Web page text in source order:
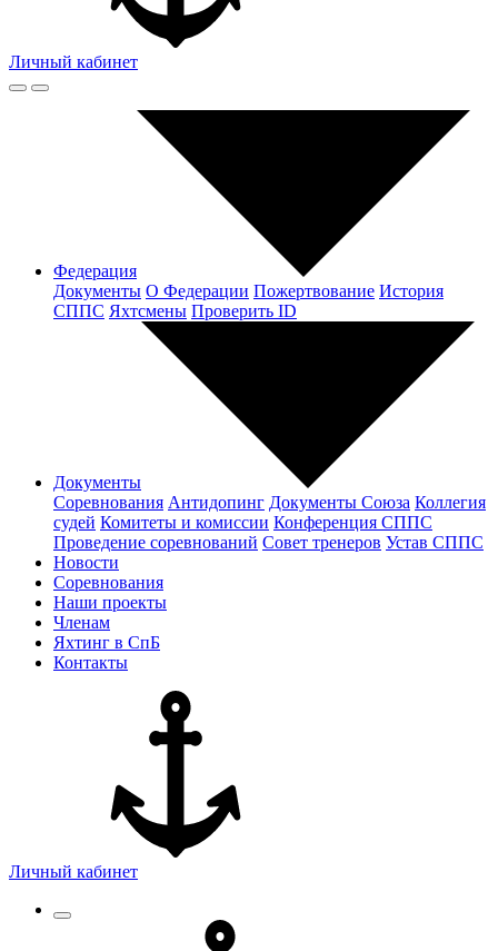
Личный кабинет
Федерация
Документы О Федерации Пожертвование История
СППС Яхтсмены Проверить ID
Документы
Соревнования Антидопинг Документы Cоюза Коллегия
судей Комитеты и комиссии Конференция СППС
Проведение соревнований Совет тренеров Устав СППС
Новости
Соревнования
Наши проекты
Членам
Яхтинг в СпБ
Контакты
Личный кабинет